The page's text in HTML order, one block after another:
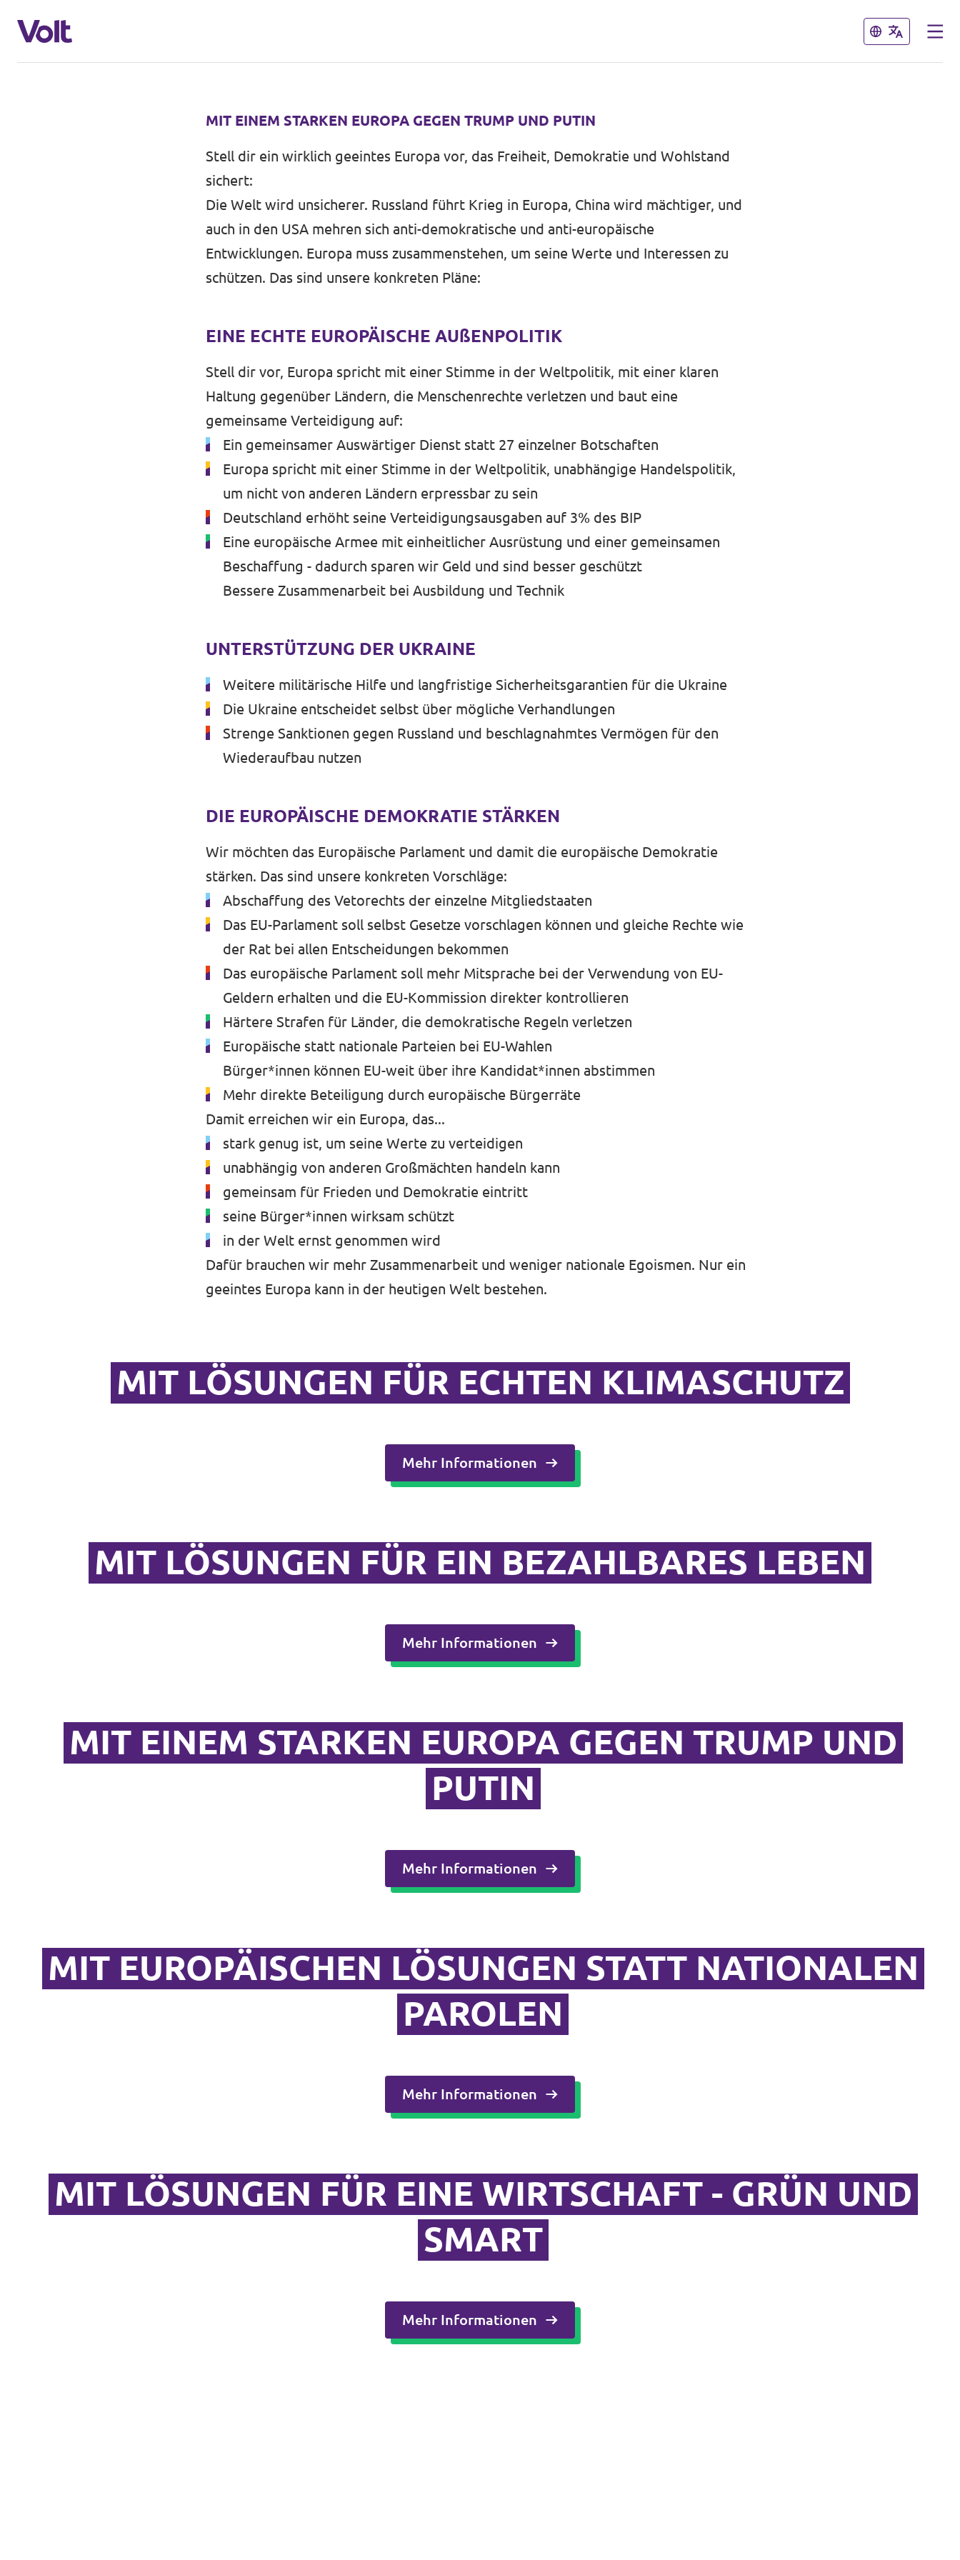
Schließen
Volt Deutschland Merchandise Shop
Schließen
Hochspannung - powered by Volt - Podcast
MIT EINEM STARKEN EUROPA GEGEN TRUMP UND PUTIN
Stell dir ein wirklich geeintes Europa vor, das Freiheit, Demokratie und Wohlstand
sichert:
Die Welt wird unsicherer. Russland führt Krieg in Europa, China wird mächtiger, und
auch in den USA mehren sich anti-demokratische und anti-europäische
Entwicklungen. Europa muss zusammenstehen, um seine Werte und Interessen zu
schützen. Das sind unsere konkreten Pläne:
EINE ECHTE EUROPÄISCHE AUßENPOLITIK
Stell dir vor, Europa spricht mit einer Stimme in der Weltpolitik, mit einer klaren
Haltung gegenüber Ländern, die Menschenrechte verletzen und baut eine
gemeinsame Verteidigung auf:
Ein gemeinsamer Auswärtiger Dienst statt 27 einzelner Botschaften
Europa spricht mit einer Stimme in der Weltpolitik, unabhängige Handelspolitik,
um nicht von anderen Ländern erpressbar zu sein
Deutschland erhöht seine Verteidigungsausgaben auf 3% des BIP
Eine europäische Armee mit einheitlicher Ausrüstung und einer gemeinsamen
Beschaffung - dadurch sparen wir Geld und sind besser geschützt
Bessere Zusammenarbeit bei Ausbildung und Technik
UNTERSTÜTZUNG DER UKRAINE
Weitere militärische Hilfe und langfristige Sicherheitsgarantien für die Ukraine
Die Ukraine entscheidet selbst über mögliche Verhandlungen
Strenge Sanktionen gegen Russland und beschlagnahmtes Vermögen für den
Wiederaufbau nutzen
DIE EUROPÄISCHE DEMOKRATIE STÄRKEN
Wir möchten das Europäische Parlament und damit die europäische Demokratie
stärken. Das sind unsere konkreten Vorschläge:
Abschaffung des Vetorechts der einzelne Mitgliedstaaten
Das EU-Parlament soll selbst Gesetze vorschlagen können und gleiche Rechte wie
der Rat bei allen Entscheidungen bekommen
Das europäische Parlament soll mehr Mitsprache bei der Verwendung von EU-
Geldern erhalten und die EU-Kommission direkter kontrollieren
Härtere Strafen für Länder, die demokratische Regeln verletzen
Europäische statt nationale Parteien bei EU-Wahlen
Bürger*innen können EU-weit über ihre Kandidat*innen abstimmen
Mehr direkte Beteiligung durch europäische Bürgerräte
Damit erreichen wir ein Europa, das...
stark genug ist, um seine Werte zu verteidigen
unabhängig von anderen Großmächten handeln kann
gemeinsam für Frieden und Demokratie eintritt
seine Bürger*innen wirksam schützt
in der Welt ernst genommen wird
Dafür brauchen wir mehr Zusammenarbeit und weniger nationale Egoismen. Nur ein
geeintes Europa kann in der heutigen Welt bestehen.
MIT LÖSUNGEN FÜR ECHTEN KLIMASCHUTZ
Mehr Informationen
MIT LÖSUNGEN FÜR EIN BEZAHLBARES LEBEN
Mehr Informationen
MIT EINEM STARKEN EUROPA GEGEN TRUMP UND
PUTIN
Mehr Informationen
MIT EUROPÄISCHEN LÖSUNGEN STATT NATIONALEN
PAROLEN
Mehr Informationen
MIT LÖSUNGEN FÜR EINE WIRTSCHAFT - GRÜN UND
SMART
Mehr Informationen